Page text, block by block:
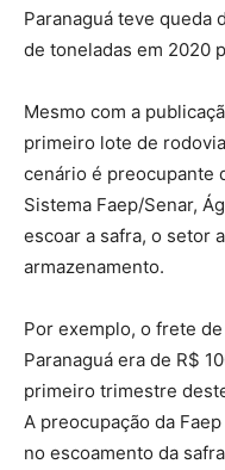
Paranaguá teve queda
de toneladas em 2020
Mesmo com a
primeiro lote de
cenário é preocupante
Sistema Faep/Senar,
escoar a safra, o setor
armazenamento.
Por exemplo, o frete
Paranaguá era de R$
primeiro trimestre
A preocupação da
no escoamento da